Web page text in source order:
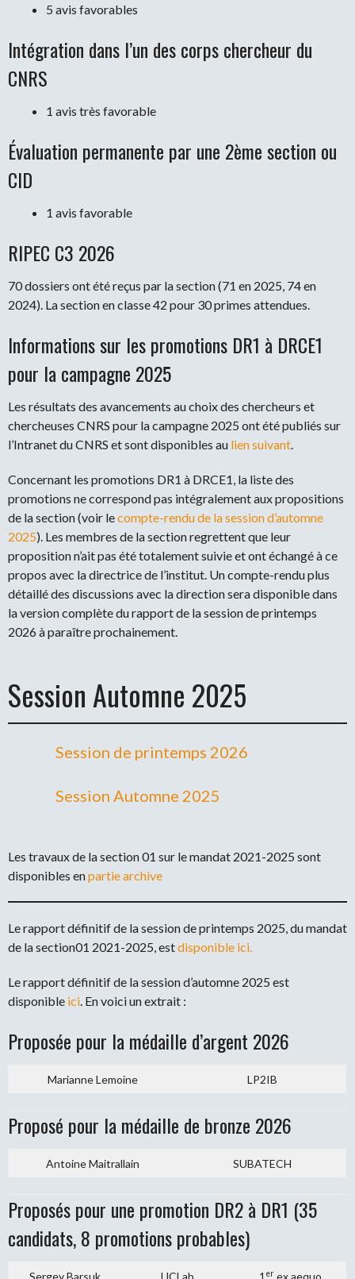
5 avis favorables
Intégration dans l’un des corps chercheur du
CNRS
1 avis très favorable
Évaluation permanente par une 2ème section ou
CID
1 avis favorable
RIPEC C3 2026
70 dossiers ont été reçus par la section (71 en 2025, 74 en
2024). La section en classe 42 pour 30 primes attendues.
Informations sur les promotions DR1 à DRCE1
pour la campagne 2025
Les résultats des avancements au choix des chercheurs et
chercheuses CNRS pour la campagne 2025 ont été publiés sur
l’Intranet du CNRS et sont disponibles au lien suivant.
Concernant les promotions DR1 à DRCE1, la liste des
promotions ne correspond pas intégralement aux propositions
de la section (voir lecompte-rendu de la session d’automne
2025). Les membres de la section regrettent que leur
proposition n’ait pas été totalement suivie et ont échangé à ce
propos avec la directrice de l’institut. Un compte-rendu plus
détaillé des discussions avec la direction sera disponible dans
la version complète du rapport de la session de printemps
2026 à paraître prochainement.
Session Automne 2025
Session de printemps 2026
Session Automne 2025
Les travaux de la section 01 sur le mandat 2021-2025 sont
disponibles enpartie archive
Le rapport définitif de la session de printemps 2025, du mandat
de la section01 2021-2025, estdisponible ici.
Le rapport définitif de la session d’automne 2025 est
disponible ici. En voici un extrait :
Proposée pour la médaille d’argent 2026
Marianne Lemoine LP2IB
Proposé pour la médaille de bronze 2026
Antoine Maitrallain SUBATECH
Proposés pour une promotion DR2 à DR1 (35
candidats, 8 promotions probables)
Sergey Barsuk IJCLab 1 erex aequo